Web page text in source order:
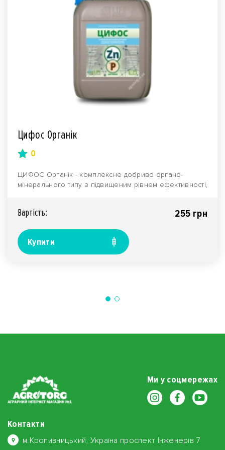
Цифос Органік
0
ЦИФОС Органік - комплексне добриво органо-
мінерального типу з підвищеним рівнем ефективності,
Вартiсть: 255 грн
Купити
Ми у соцмережах
Контакти
м.Кропивницький, Україна проспект Інженерів 7